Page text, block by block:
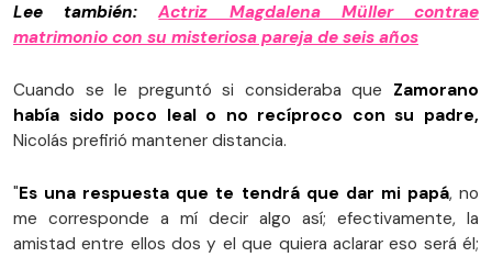
Lee también:Actriz Magdalena Müller contrae
matrimonio con su misteriosa pareja de seis años
Cuando se le preguntó si consideraba que Zamorano
había sido poco leal o no recíproco con su padre,
Nicolás prefirió mantener distancia.
"Es una respuesta que te tendrá que dar mi papá, no
me corresponde a mí decir algo así; efectivamente, la
amistad entre ellos dos y el que quiera aclarar eso será él;